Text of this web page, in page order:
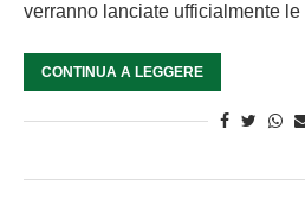
verranno lanciate ufficialmente
CONTINUA A LEGGERE